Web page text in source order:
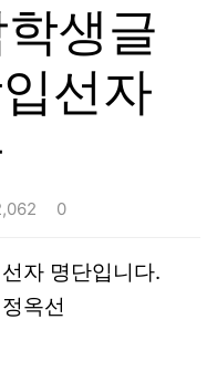
생글
선자
0
자 명단입니다.
옥선